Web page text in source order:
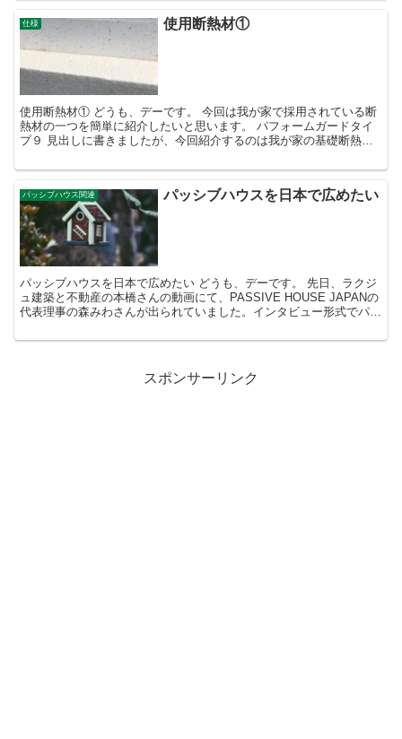
仕様 使用断熱材①
使用断熱材① どうも、デーです。 今回は我が家で採用されている断
熱材の一つを簡単に紹介したいと思います。 パフォームガードタイ
プ９ 見出しに書きましたが、今回紹介するのは我が家の基礎断熱に
パッシブハウス関連 パッシブハウスを日本で広めたい
パッシブハウスを日本で広めたい どうも、デーです。 先日、ラクジ
ュ建築と不動産の本橋さんの動画にて、PASSIVE HOUSE JAPANの
代表理事の森みわさんが出られていました。インタビュー形式でパッ
スポンサーリンク